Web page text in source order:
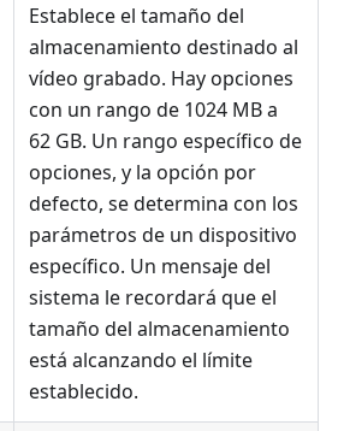
Establece el tamaño del
almacenamiento destinado al
vídeo grabado. Hay opciones
con un rango de 1024 MB a
62 GB. Un rango específico de
opciones, y la opción por
defecto, se determina con los
parámetros de un dispositivo
específico. Un mensaje del
sistema le recordará que el
tamaño del almacenamiento
está alcanzando el límite
establecido.